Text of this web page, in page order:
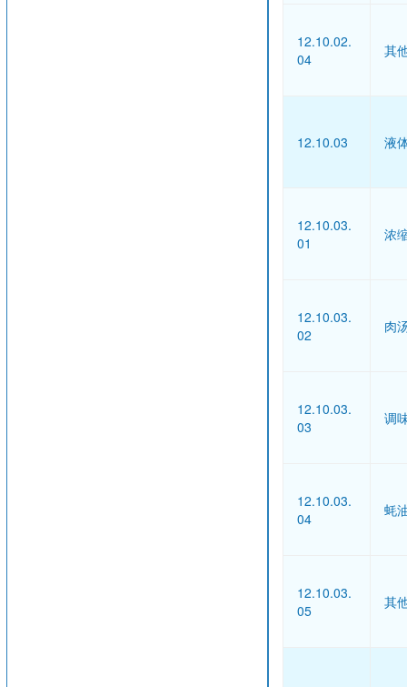
12.10.02.
04
其
12.10.03 液
12.10.03.
01
浓
12.10.03.
02
肉
12.10.03.
03
调
12.10.03.
04
蚝
12.10.03.
05
其